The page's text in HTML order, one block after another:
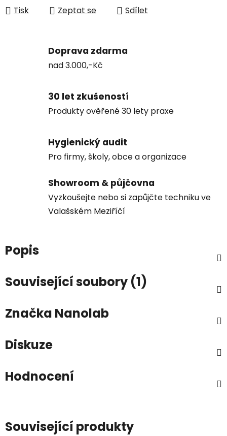
Tisk Zeptat se Sdílet
Doprava zdarma
nad 3.000,-Kč
30 let zkušeností
Produkty ověřené 30 lety praxe
Hygienický audit
Pro firmy, školy, obce a organizace
Showroom & půjčovna
Vyzkoušejte nebo si zapůjčte techniku ve
Valašském Meziříčí
Popis
Související soubory (1)
Značka Nanolab
Diskuze
Hodnocení
Související produkty